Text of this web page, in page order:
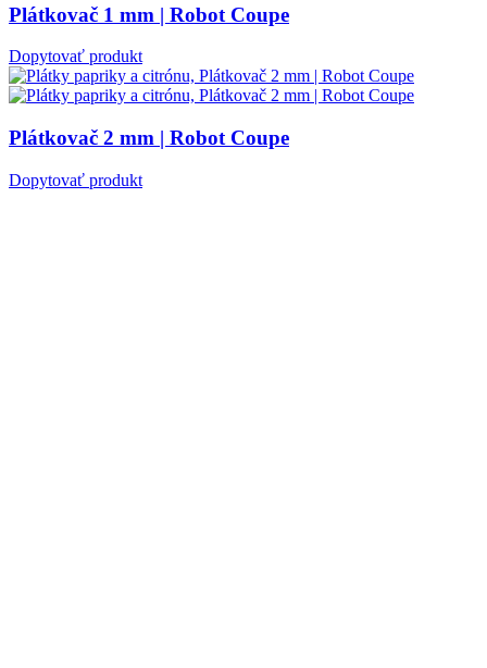
Plátkovač 1 mm | Robot Coupe
Dopytovať produkt
Plátkovač 2 mm | Robot Coupe
Dopytovať produkt